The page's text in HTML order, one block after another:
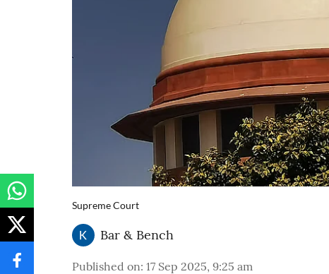
Supreme Court
Bar & Bench
Published on: 17 Sep 2025, 9:25 am